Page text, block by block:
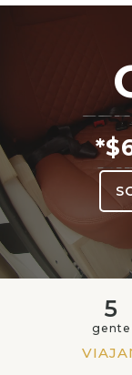
5
gente